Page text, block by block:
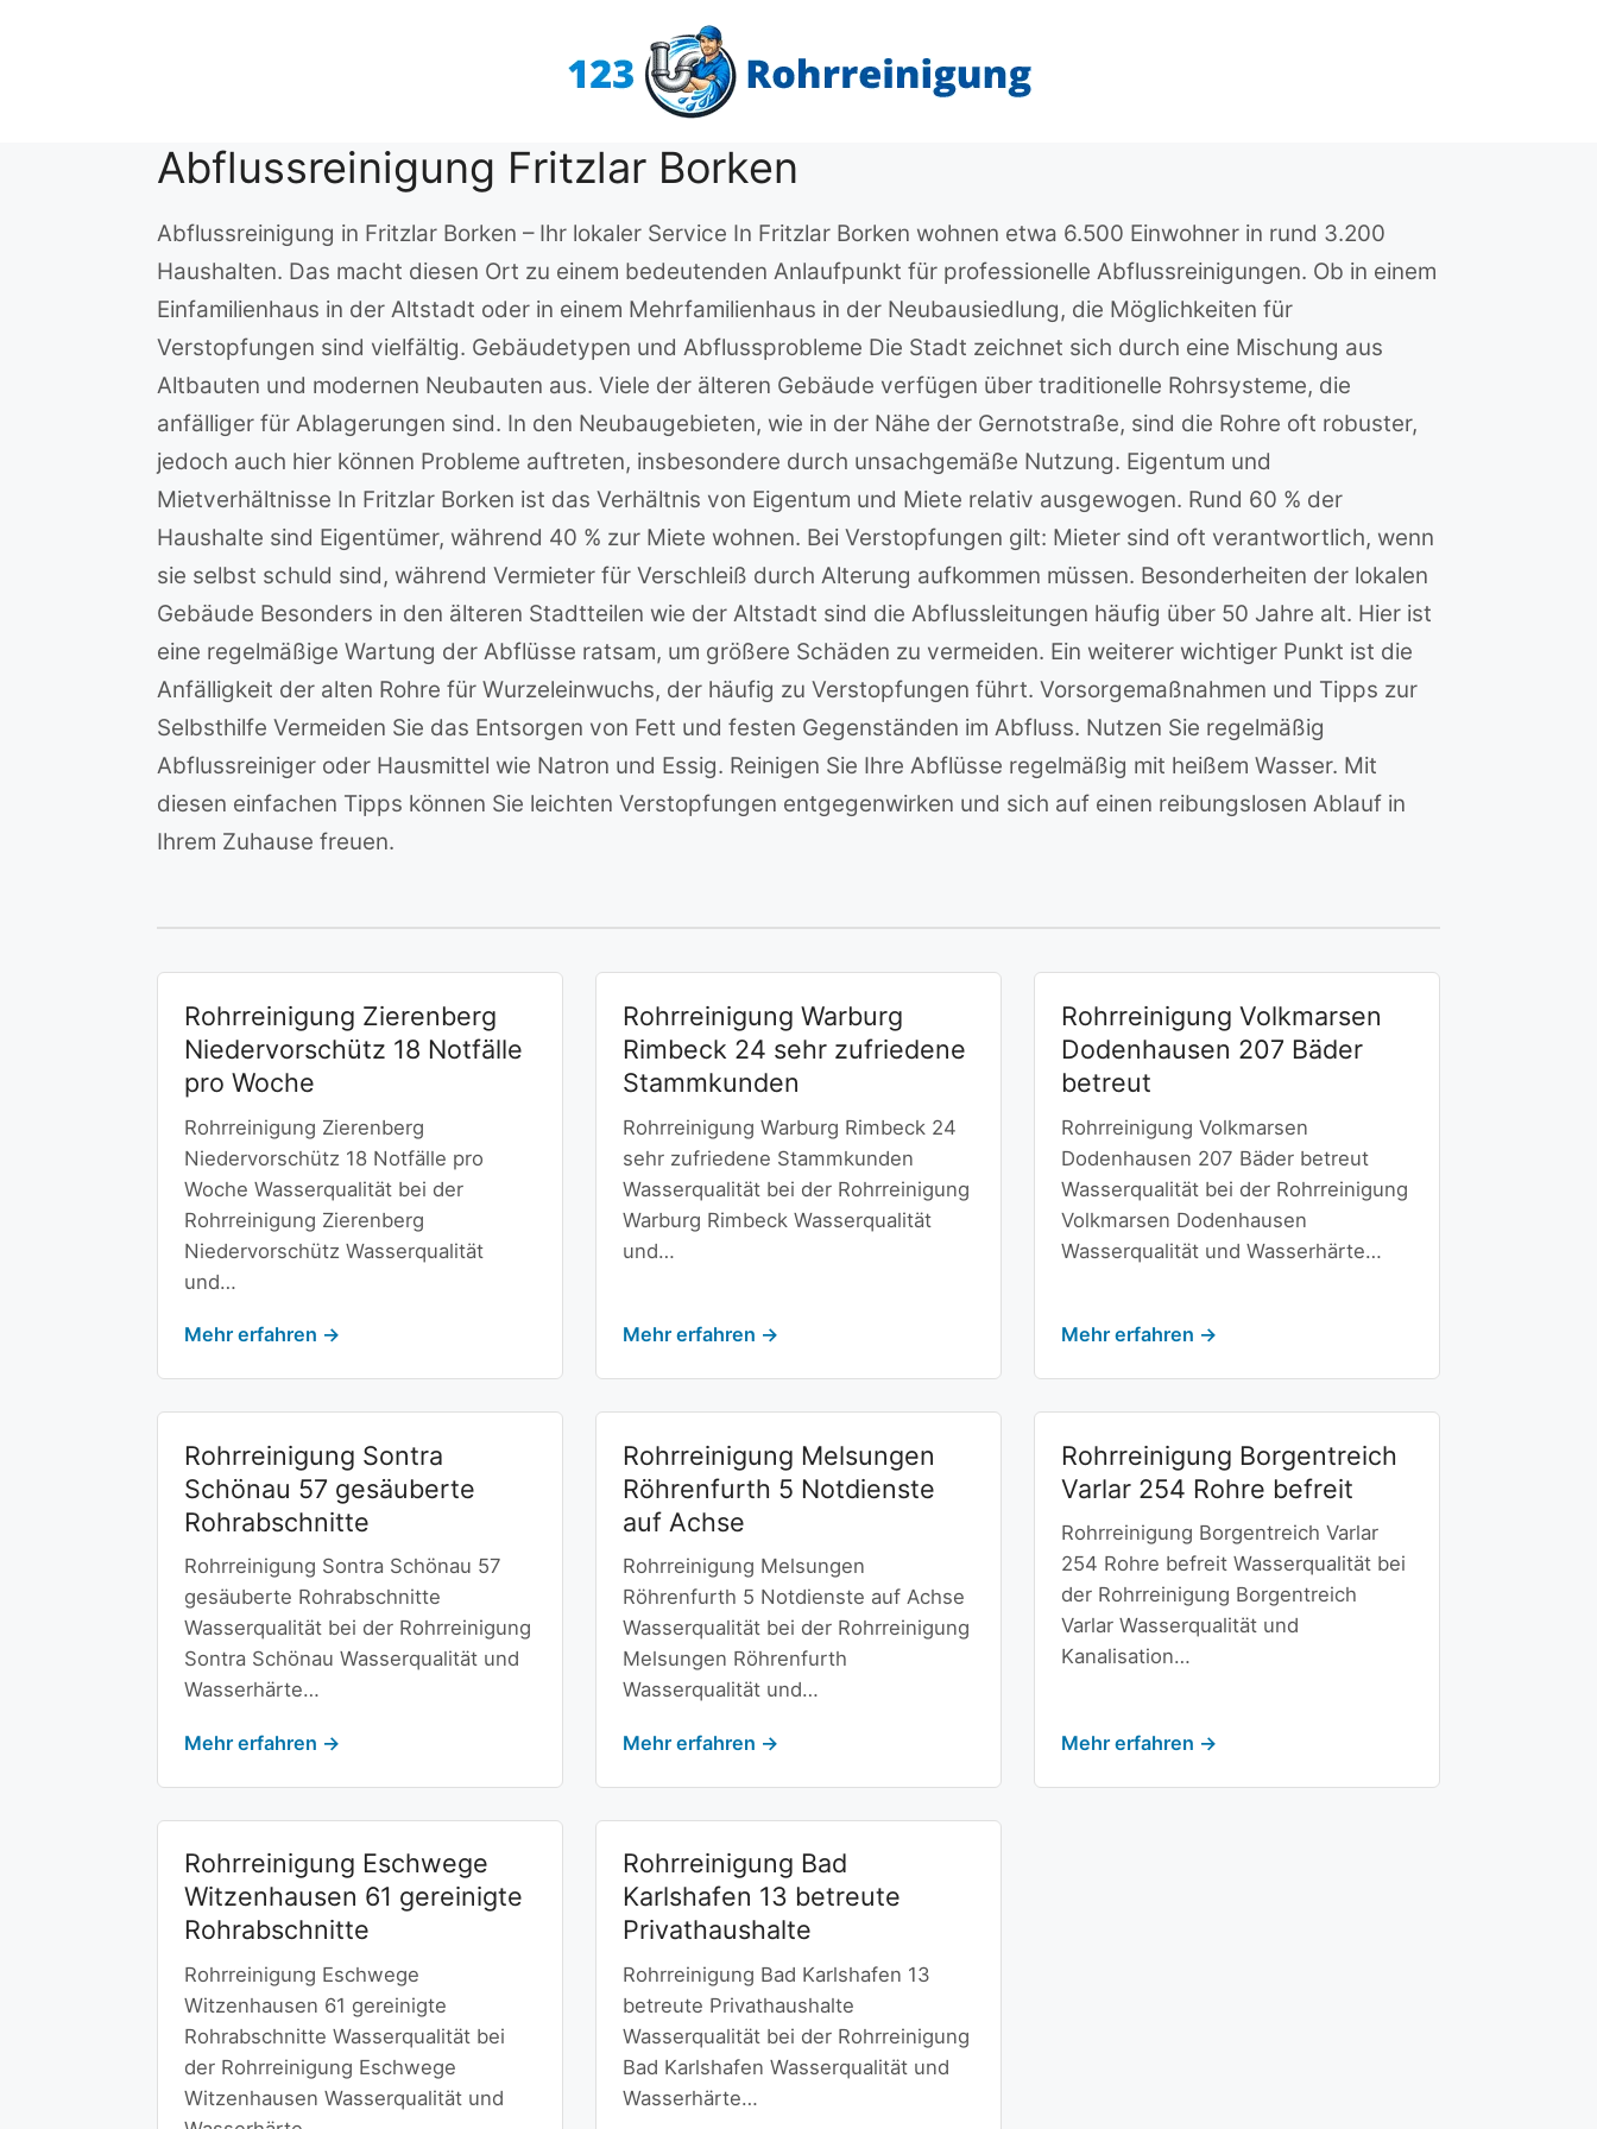
Abflussreinigung Fritzlar Borken
Abflussreinigung in Fritzlar Borken – Ihr lokaler Service In Fritzlar Borken wohnen etwa 6.500 Einwohner in rund 3.200
Haushalten. Das macht diesen Ort zu einem bedeutenden Anlaufpunkt für professionelle Abflussreinigungen. Ob in einem
Einfamilienhaus in der Altstadt oder in einem Mehrfamilienhaus in der Neubausiedlung, die Möglichkeiten für
Verstopfungen sind vielfältig. Gebäudetypen und Abflussprobleme Die Stadt zeichnet sich durch eine Mischung aus
Altbauten und modernen Neubauten aus. Viele der älteren Gebäude verfügen über traditionelle Rohrsysteme, die
anfälliger für Ablagerungen sind. In den Neubaugebieten, wie in der Nähe der Gernotstraße, sind die Rohre oft robuster,
jedoch auch hier können Probleme auftreten, insbesondere durch unsachgemäße Nutzung. Eigentum und
Mietverhältnisse In Fritzlar Borken ist das Verhältnis von Eigentum und Miete relativ ausgewogen. Rund 60 % der
Haushalte sind Eigentümer, während 40 % zur Miete wohnen. Bei Verstopfungen gilt: Mieter sind oft verantwortlich, wenn
sie selbst schuld sind, während Vermieter für Verschleiß durch Alterung aufkommen müssen. Besonderheiten der lokalen
Gebäude Besonders in den älteren Stadtteilen wie der Altstadt sind die Abflussleitungen häufig über 50 Jahre alt. Hier ist
eine regelmäßige Wartung der Abflüsse ratsam, um größere Schäden zu vermeiden. Ein weiterer wichtiger Punkt ist die
Anfälligkeit der alten Rohre für Wurzeleinwuchs, der häufig zu Verstopfungen führt. Vorsorgemaßnahmen und Tipps zur
Selbsthilfe Vermeiden Sie das Entsorgen von Fett und festen Gegenständen im Abfluss. Nutzen Sie regelmäßig
Abflussreiniger oder Hausmittel wie Natron und Essig. Reinigen Sie Ihre Abflüsse regelmäßig mit heißem Wasser. Mit
diesen einfachen Tipps können Sie leichten Verstopfungen entgegenwirken und sich auf einen reibungslosen Ablauf in
Ihrem Zuhause freuen.
Rohrreinigung Zierenberg
Niedervorschütz 18 Notfälle
pro Woche
Rohrreinigung Zierenberg
Niedervorschütz 18 Notfälle pro
Woche Wasserqualität bei der
Rohrreinigung Zierenberg
Niedervorschütz Wasserqualität
und…
Mehr erfahren →
Rohrreinigung Warburg
Rimbeck 24 sehr zufriedene
Stammkunden
Rohrreinigung Warburg Rimbeck 24
sehr zufriedene Stammkunden
Wasserqualität bei der Rohrreinigung
Warburg Rimbeck Wasserqualität
und…
Mehr erfahren →
Rohrreinigung Volkmarsen
Dodenhausen 207 Bäder
betreut
Rohrreinigung Volkmarsen
Dodenhausen 207 Bäder betreut
Wasserqualität bei der Rohrreinigung
Volkmarsen Dodenhausen
Wasserqualität und Wasserhärte…
Mehr erfahren →
Rohrreinigung Sontra
Schönau 57 gesäuberte
Rohrabschnitte
Rohrreinigung Sontra Schönau 57
gesäuberte Rohrabschnitte
Wasserqualität bei der Rohrreinigung
Sontra Schönau Wasserqualität und
Wasserhärte…
Mehr erfahren →
Rohrreinigung Melsungen
Röhrenfurth 5 Notdienste
auf Achse
Rohrreinigung Melsungen
Röhrenfurth 5 Notdienste auf Achse
Wasserqualität bei der Rohrreinigung
Melsungen Röhrenfurth
Wasserqualität und…
Mehr erfahren →
Rohrreinigung Borgentreich
Varlar 254 Rohre befreit
Rohrreinigung Borgentreich Varlar
254 Rohre befreit Wasserqualität bei
der Rohrreinigung Borgentreich
Varlar Wasserqualität und
Kanalisation…
Mehr erfahren →
Rohrreinigung Eschwege
Witzenhausen 61 gereinigte
Rohrabschnitte
Rohrreinigung Eschwege
Witzenhausen 61 gereinigte
Rohrabschnitte Wasserqualität bei
der Rohrreinigung Eschwege
Witzenhausen Wasserqualität und
Rohrreinigung Bad
Karlshafen 13 betreute
Privathaushalte
Rohrreinigung Bad Karlshafen 13
betreute Privathaushalte
Wasserqualität bei der Rohrreinigung
Bad Karlshafen Wasserqualität und
Wasserhärte…